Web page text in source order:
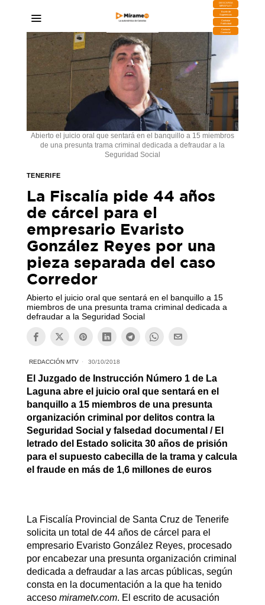
DESCARGA
MIRAPLAY
Buzón de
Sugerencias
Contratar
Publicidad
Contacto
Comercial
Abierto el juicio oral que sentará en el banquillo a 15 miembros
de una presunta trama criminal dedicada a defraudar a la
Seguridad Social
TENERIFE
La Fiscalía pide 44 años
de cárcel para el
empresario Evaristo
González Reyes por una
pieza separada del caso
Corredor
Abierto el juicio oral que sentará en el banquillo a 15
miembros de una presunta trama criminal dedicada a
defraudar a la Seguridad Social
REDACCIÓN MTV 30/10/2018
El Juzgado de Instrucción Número 1 de La
Laguna abre el juicio oral que sentará en el
banquillo a 15 miembros de una presunta
organización criminal por delitos contra la
Seguridad Social y falsedad documental / El
letrado del Estado solicita 30 años de prisión
para el supuesto cabecilla de la trama y calcula
el fraude en más de 1,6 millones de euros
La Fiscalía Provincial de Santa Cruz de Tenerife
solicita un total de 44 años de cárcel para el
empresario Evaristo González Reyes, procesado
por encabezar una presunta organización criminal
dedicada a defraudar a las arcas públicas, según
consta en la documentación a la que ha tenido
acceso mirametv.com. El escrito de acusación